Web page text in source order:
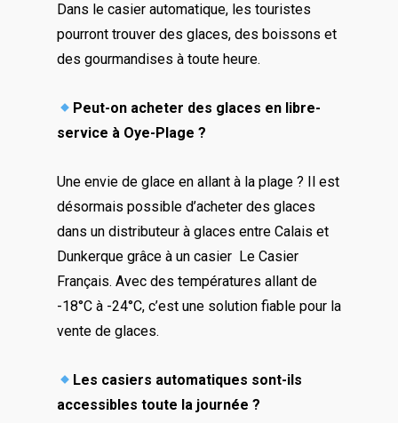
Dans le casier automatique, les touristes
pourront trouver des glaces, des boissons et
des gourmandises à toute heure.
Peut-on acheter des glaces en libre-
service à Oye-Plage ?
Une envie de glace en allant à la plage ? Il est
désormais possible d’acheter des glaces
dans un distributeur à glaces entre Calais et
Dunkerque grâce à un casier Le Casier
Français. Avec des températures allant de
-18°C à -24°C, c’est une solution fiable pour la
vente de glaces.
Les casiers automatiques sont-ils
accessibles toute la journée ?